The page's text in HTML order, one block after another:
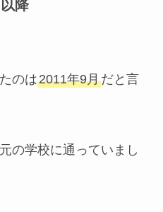
降
のは2011年9月だと言
の学校に通っていまし